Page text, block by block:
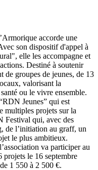
accorde une
son dispositif d'appel à
elle les accompagne et
Destiné à soutenir
de groupes de jeunes, de 13
valorisant la
ou le vivre ensemble.
Jeunes” qui est
multiples projets sur la
Festival qui, avec des
de l’initiation au graff, un
le plus ambitieux.
va participer au
projets le 16 septembre
1 550 à 2 500 €.